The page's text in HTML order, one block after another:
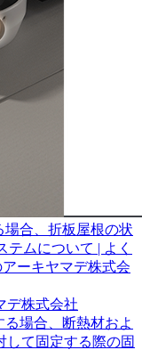
場合、折板屋根の状
テムについて | よく
ーキヤマデ株式会
デ株式会社
場合、断熱材およ
して固定する際の固